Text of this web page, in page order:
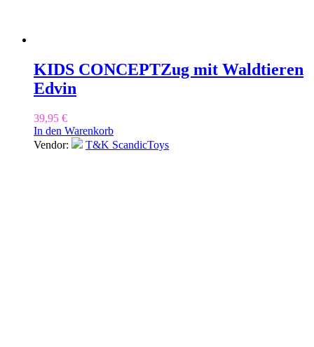
KIDS CONCEPTZug mit Waldtieren
Edvin
39,95 €
In den Warenkorb
Vendor:
T&K ScandicToys